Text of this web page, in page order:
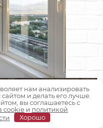
остекление)
нам анализировать
и делать его лучше.
вы соглашаетесь с
cookie и политикой
Хорошо